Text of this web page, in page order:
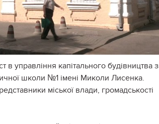
в управління капітального будівництва з
школи №1 імені Миколи Лисенка.
міської влади, громадськості